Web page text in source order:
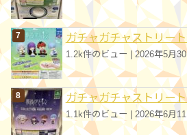
ガチャガチャストリー
1.2k件のビュー |2026年5月
ガチャガチャストリー
1.1k件のビュー 2026年6月